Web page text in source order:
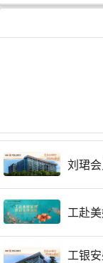
刘珺
工赴
工银